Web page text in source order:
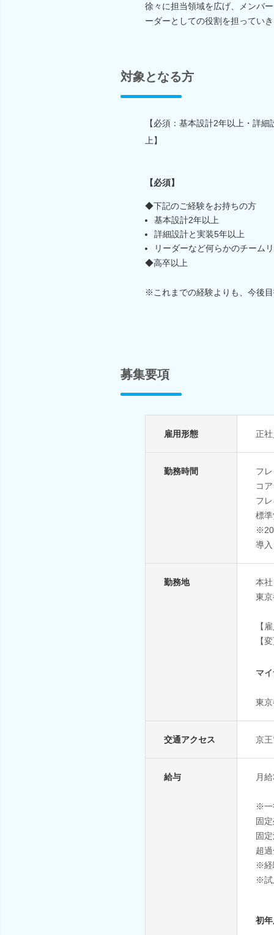
徐々に担当領域を広げ、メンバ
ーダーとしての役割を担ってい
対象となる方
【必須：基本設計2年以上・詳
上】
【必須】
◆下記のご経験をお持ちの方
基本設計2年以上
詳細設計と実装5年以上
リーダーなど何らかのチーム
◆高卒以上
※これまでの経験よりも、今後
募集要項
雇用形態 正
勤務時間
フ
コ
フ
標
導
勤務地
本社
東
【
【
マ
東
交通アクセス 京
給与 月
※一
固
固
超
※経
※試
初